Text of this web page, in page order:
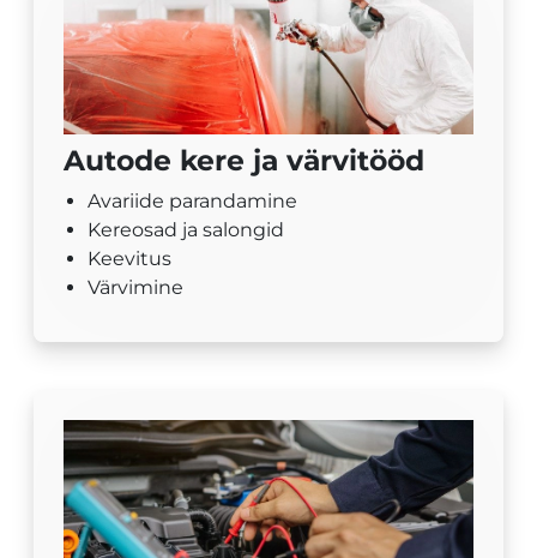
Autode kere ja värvitööd
Avariide parandamine
Kereosad ja salongid
Keevitus
Värvimine